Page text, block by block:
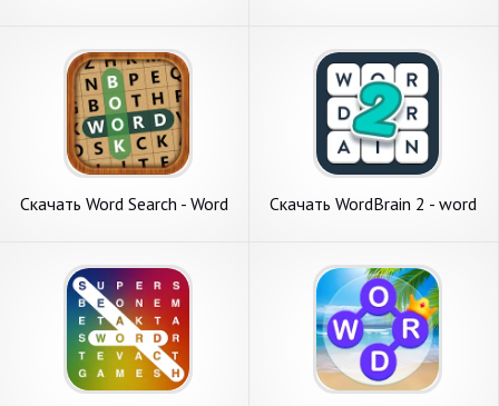
Андроид
Андроид
Скачать Word Search - Word
Скачать WordBrain 2 - word